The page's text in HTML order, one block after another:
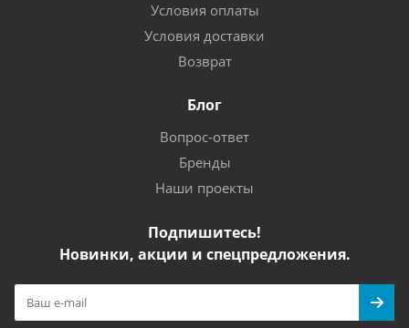
Условия оплаты
Условия доставки
Возврат
Блог
Вопрос-ответ
Бренды
Наши проекты
Подпишитесь!
Новинки, акции и спецпредложения.